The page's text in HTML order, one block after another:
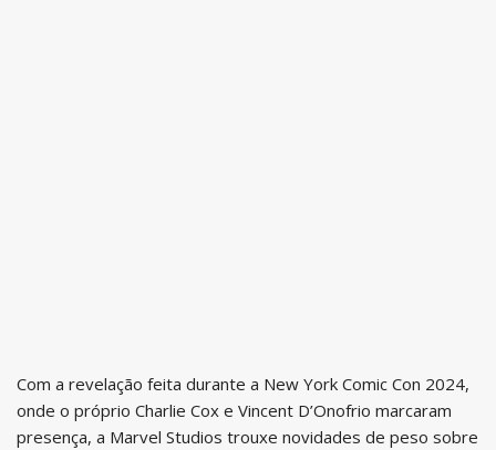
Com a revelação feita durante a New York Comic Con 2024,
onde o próprio Charlie Cox e Vincent D’Onofrio marcaram
presença, a Marvel Studios trouxe novidades de peso sobre